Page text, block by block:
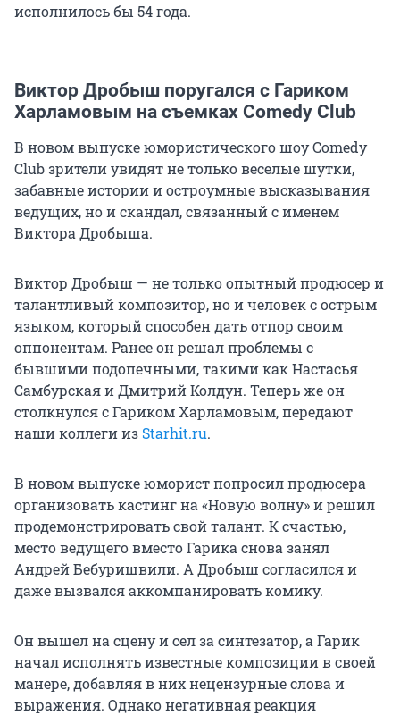
исполнилось бы 54 года.
Виктор Дробыш поругался с Гариком
Харламовым на съемках Comedy Club
В новом выпуске юмористического шоу Comedy
Club зрители увидят не только веселые шутки,
забавные истории и остроумные высказывания
ведущих, но и скандал, связанный с именем
Виктора Дробыша.
Виктор Дробыш — не только опытный продюсер и
талантливый композитор, но и человек с острым
языком, который способен дать отпор своим
оппонентам. Ранее он решал проблемы с
бывшими подопечными, такими как Настасья
Самбурская и Дмитрий Колдун. Теперь же он
столкнулся с Гариком Харламовым, передают
наши коллеги из Starhit.ru.
В новом выпуске юморист попросил продюсера
организовать кастинг на «Новую волну» и решил
продемонстрировать свой талант. К счастью,
место ведущего вместо Гарика снова занял
Андрей Бебуришвили. А Дробыш согласился и
даже вызвался аккомпанировать комику.
Он вышел на сцену и сел за синтезатор, а Гарик
начал исполнять известные композиции в своей
манере, добавляя в них нецензурные слова и
выражения. Однако негативная реакция